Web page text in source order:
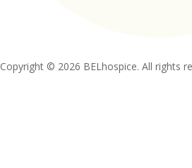
Copyright © 2026 BELhospice. All rights